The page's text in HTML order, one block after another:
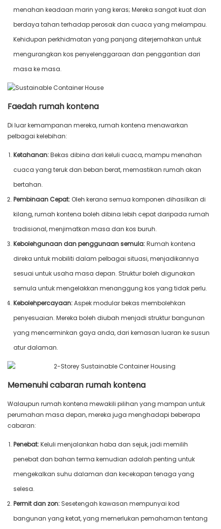
menahan keadaan marin yang keras; Mereka sangat kuat dan
berdaya tahan terhadap perosak dan cuaca yang melampau.
Kehidupan perkhidmatan yang panjang diterjemahkan untuk
mengurangkan kos penyelenggaraan dan penggantian dari
masa ke masa.
Faedah rumah kontena
Di luar kemampanan mereka, rumah kontena menawarkan
pelbagai kelebihan:
Ketahanan:Bekas dibina dari keluli cuaca, mampu menahan
cuaca yang teruk dan beban berat, memastikan rumah akan
bertahan.
Pembinaan Cepat:Oleh kerana semua komponen dihasilkan di
kilang, rumah kontena boleh dibina lebih cepat daripada rumah
tradisional, menjimatkan masa dan kos buruh.
Kebolehgunaan dan penggunaan semula:Rumah kontena
direka untuk mobiliti dalam pelbagai situasi, menjadikannya
sesuai untuk usaha masa depan. Struktur boleh digunakan
semula untuk mengelakkan menanggung kos yang tidak perlu.
Kebolehpercayaan:Aspek modular bekas membolehkan
penyesuaian. Mereka boleh diubah menjadi struktur bangunan
yang mencerminkan gaya anda, dari kemasan luaran ke susun
atur dalaman.
Memenuhi cabaran rumah kontena
Walaupun rumah kontena mewakili pilihan yang mampan untuk
perumahan masa depan, mereka juga menghadapi beberapa
cabaran:
Penebat:Keluli menjalankan haba dan sejuk, jadi memilih
penebat dan bahan terma kemudian adalah penting untuk
mengekalkan suhu dalaman dan kecekapan tenaga yang
selesa.
Permit dan zon: Sesetengah kawasan mempunyai kod
bangunan yang ketat, yang memerlukan pemahaman tentang